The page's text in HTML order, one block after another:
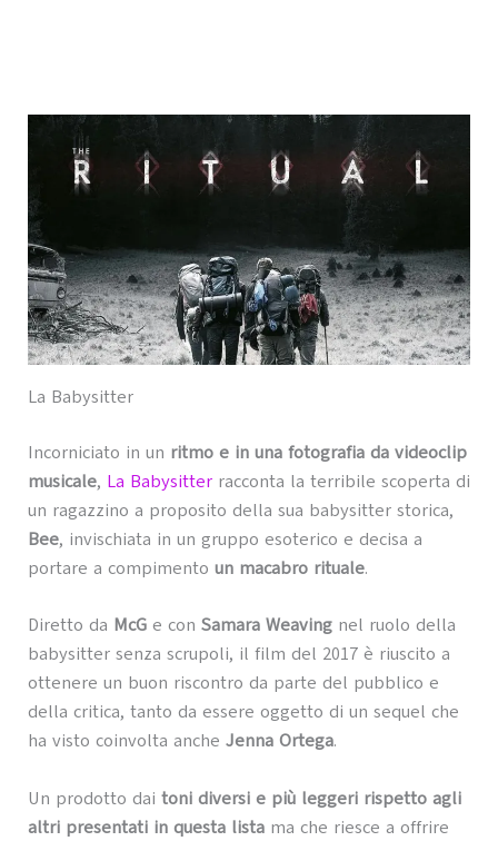
La Babysitter
Incorniciato in un ritmo e in una fotografia da videoclip
musicale, La Babysitterracconta la terribile scoperta di
un ragazzino a proposito della sua babysitter storica,
Bee, invischiata in un gruppo esoterico e decisa a
portare a compimento un macabro rituale.
Diretto da McGe con Samara Weaving nel ruolo della
babysitter senza scrupoli, il film del 2017 è riuscito a
ottenere un buon riscontro da parte del pubblico e
della critica, tanto da essere oggetto di un sequel che
ha visto coinvolta anche Jenna Ortega.
Un prodotto dai toni diversi e più leggeri rispetto agli
altri presentati in questa listama che riesce a offrire